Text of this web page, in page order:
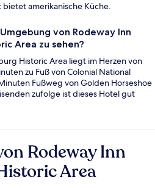
bietet amerikanische Küche.
von Rodeway Inn
Area zu sehen?
Historic Area liegt im Herzen von
zu Fuß von Colonial National
Fußweg von Golden Horseshoe
zufolge ist dieses Hotel gut
Rodeway Inn
Area